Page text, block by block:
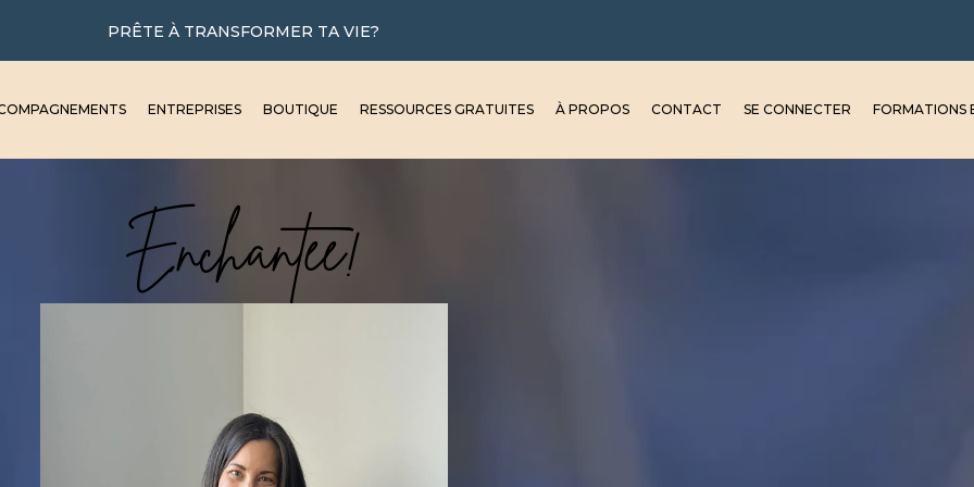
PRÊTE À TRANSFORMER TA VIE?
ENTREPRISES BOUTIQUE RESSOURCES GRATUITES À PROPOS CONTACT SE CONNECTER FORMATIONS
Enchantée!